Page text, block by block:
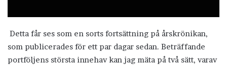
Detta får ses som en sorts fortsättning på årskrönikan,
som publicerades för ett par dagar sedan. Beträffande
portföljens största innehav kan jag mäta på två sätt, varav